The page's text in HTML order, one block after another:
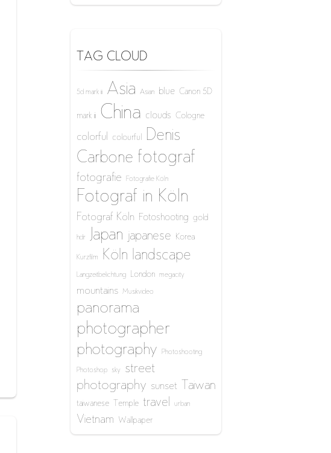
TAG CLOUD
5d mark iii Asia Asian blue Canon 5D
mark iii China clouds Cologne
colorful colourful
Denis
Carbone fotograf
fotografie Fotografie Köln
Fotograf in Köln
Fotograf Köln Fotoshooting gold
hdr Japan japanese Korea
Kurzfilm Köln landscape
Langzeitbelichtung London megacity
mountains Musikvideo
panorama
photographer
photography Photoshooting
Photoshop sky
street
photography sunset Taiwan
taiwanese Temple travel urban
Vietnam Wallpaper